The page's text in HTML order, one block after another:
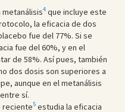
metanálisis4 que incluye este
la eficacia de dos
fue del 77%. Si se
fue del 60%, y en el
de 58%. Así pues, también
dos dosis son superiores a
aunque en el metanálisis
sí.
reciente5 estudia la eficacia